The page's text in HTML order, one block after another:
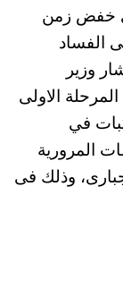
خفض زمن
الفساد
وزير
الاولى
في
المرورية
وذلك فى